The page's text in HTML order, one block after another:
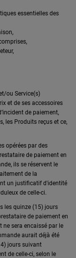
essentielles des
ou Service(s)
et de ses accessoires
de paiement,
les Produits reçus et ce,
opérées par des
de paiement en
ils se réservent le
de la
un justificatif d'identité
de celle-ci.
les quinze (15) jours
de paiement en
ne sera encaissé par le
aurait déjà été
jours suivant
de celle-ci, selon le